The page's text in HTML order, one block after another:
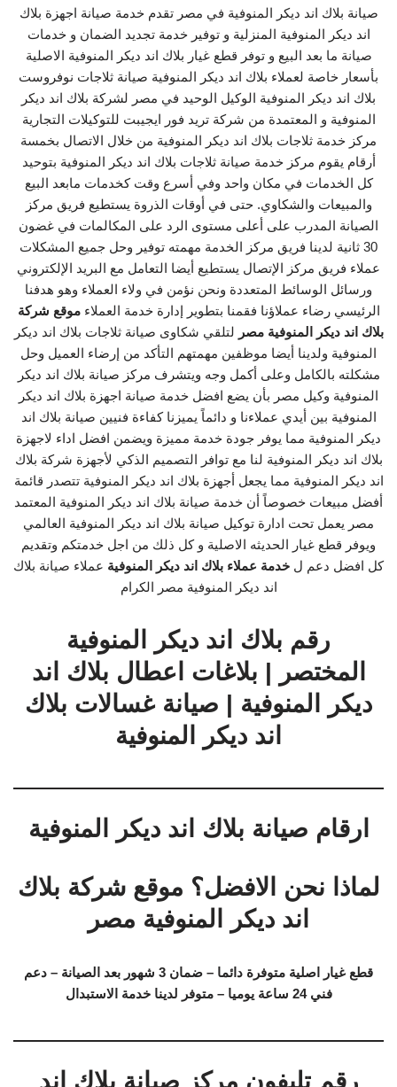
صيانة بلاك اند ديكر المنوفية في مصر تقدم خدمة صيانة اجهزة بلاك
اند ديكر المنوفية المنزلية و توفير خدمة تجديد الضمان و خدمات
صيانة ما بعد البيع و توفر قطع غيار بلاك اند ديكر المنوفية الاصلية
بأسعار خاصة لعملاء بلاك اند ديكر المنوفية صيانة ثلاجات نوفروست
بلاك اند ديكر المنوفية الوكيل الوحيد في مصر لشركة بلاك اند ديكر
المنوفية و المعتمدة من شركة تريد فور ايجيبت للتوكيلات التجارية
مركز خدمة ثلاجات بلاك اند ديكر المنوفية من خلال الاتصال بخمسة
أرقام يقوم مركز خدمة صيانة ثلاجات بلاك اند ديكر المنوفية بتوحيد
كل الخدمات في مكان واحد وفي أسرع وقت كخدمات مابعد البيع
والمبيعات والشكاوي. حتى في أوقات الذروة يستطيع فريق مركز
الصيانة المدرب على أعلى مستوى الرد على المكالمات في غضون
30 ثانية لدينا فريق مركز الخدمة مهمته توفير وحل جميع المشكلات
عملاء فريق مركز الإتصال يستطيع أيضا التعامل مع البريد الإلكتروني
ورسائل الوسائط المتعددة ونحن نؤمن في ولاء العملاء وهو هدفنا
الرئيسي رضاء عملاؤنا فقمنا بتطوير إدارة خدمة العملاءموقع شركة
بلاك اند ديكر المنوفية مصر لتلقي شكاوى صيانة ثلاجات بلاك اند ديكر
المنوفية ولدينا أيضا موظفين مهمتهم التأكد من إرضاء العميل وحل
مشكلته بالكامل وعلى أكمل وجه ويتشرف مركز صيانة بلاك اند ديكر
المنوفية وكيل مصر بأن يضع افضل خدمة صيانة اجهزة بلاك اند ديكر
المنوفية بين أيدي عملاءنا و دائماً يميزنا كفاءة فنيين صيانة بلاك اند
ديكر المنوفية مما يوفر جودة خدمة مميزة ويضمن افضل اداء لاجهزة
بلاك اند ديكر المنوفية لنا مع توافر التصميم الذكي لأجهزة شركة بلاك
اند ديكر المنوفية مما يجعل أجهزة بلاك اند ديكر المنوفية تتصدر قائمة
أفضل مبيعات خصوصاً أن خدمة صيانة بلاك اند ديكر المنوفية المعتمد
مصر يعمل تحت ادارة توكيل صيانة بلاك اند ديكر المنوفية العالمي
ويوفر قطع غيار الحديثه الاصلية و كل ذلك من اجل خدمتكم وتقديم
كل افضل دعم ل خدمة عملاء بلاك اند ديكر المنوفية عملاء صيانة بلاك
اند ديكر المنوفية مصر الكرام
رقم بلاك اند ديكر المنوفية
المختصر | بلاغات اعطال بلاك اند
ديكر المنوفية | صيانة غسالات بلاك
اند ديكر المنوفية
ارقام صيانة بلاك اند ديكر المنوفية
لماذا نحن الافضل؟ موقع شركة بلاك
اند ديكر المنوفية مصر
قطع غيار اصلية متوفرة دائما – ضمان 3 شهور بعد الصيانة – دعم
فني 24 ساعة يوميا – متوفر لدينا خدمة الاستبدال
رقم تليفون مركز صيانة بلاك اند